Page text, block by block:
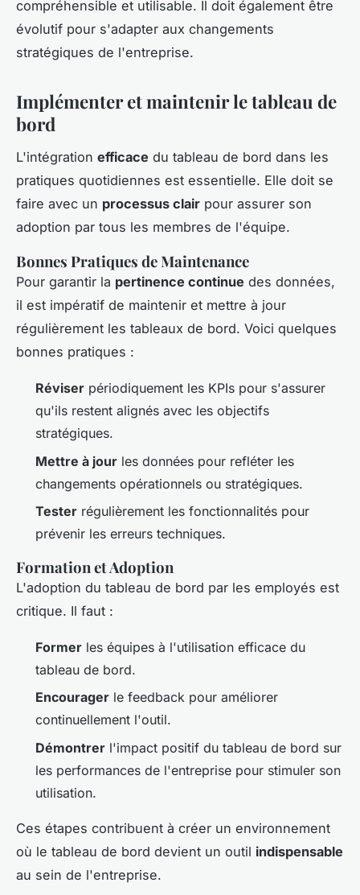
compréhensible et utilisable. Il doit également être
évolutif pour s'adapter aux changements
stratégiques de l'entreprise.
Implémenter et maintenir le tableau de
bord
L'intégration efficace du tableau de bord dans les
pratiques quotidiennes est essentielle. Elle doit se
faire avec un processus clair pour assurer son
adoption par tous les membres de l'équipe.
Bonnes Pratiques de Maintenance
Pour garantir la pertinence continue des données,
il est impératif de maintenir et mettre à jour
régulièrement les tableaux de bord. Voici quelques
bonnes pratiques :
Réviser périodiquement les KPIs pour s'assurer
qu'ils restent alignés avec les objectifs
stratégiques.
Mettre à jour les données pour refléter les
changements opérationnels ou stratégiques.
Tester régulièrement les fonctionnalités pour
prévenir les erreurs techniques.
Formation et Adoption
L'adoption du tableau de bord par les employés est
critique. Il faut :
Former les équipes à l'utilisation efficace du
tableau de bord.
Encourager le feedback pour améliorer
continuellement l'outil.
Démontrer l'impact positif du tableau de bord sur
les performances de l'entreprise pour stimuler son
utilisation.
Ces étapes contribuent à créer un environnement
où le tableau de bord devient un outil indispensable
au sein de l'entreprise.